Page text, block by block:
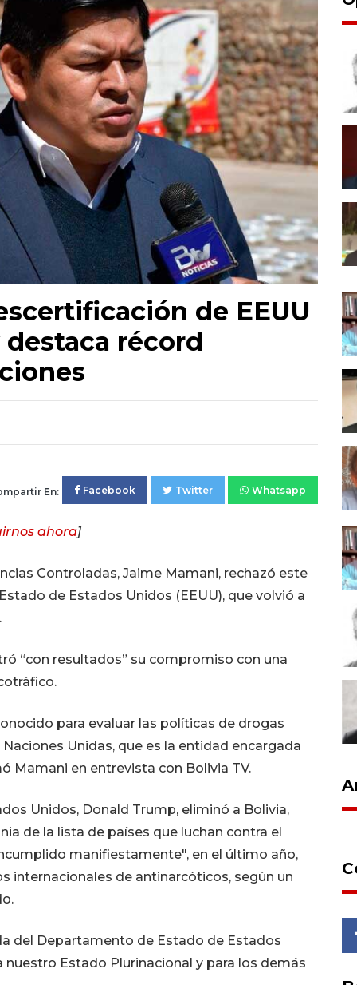
de EEUU
récord
En: Facebook Twitter Whatsapp
ahora]
Controladas, Jaime Mamani, rechazó este
de Estados Unidos (EEUU), que volvió a
“con resultados” su compromiso con una
para evaluar las políticas de drogas
Unidas, que es la entidad encargada
Mamani en entrevista con Bolivia TV.
Unidos, Donald Trump, eliminó a Bolivia,
de la lista de países que luchan contra el
manifiestamente", en el último año,
internacionales de antinarcóticos, según un
del Departamento de Estado de Estados
Estado Plurinacional y para los demás